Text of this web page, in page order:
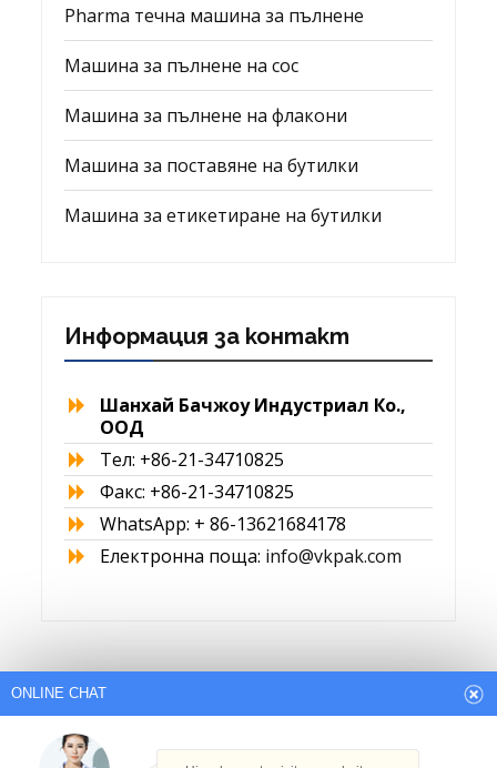
Pharma течна машина за пълнене
Машина за пълнене на сос
Машина за пълнене на флакони
Машина за поставяне на бутилки
Машина за етикетиране на бутилки
Информация за контакт
Шанхай Бачжоу Индустриал Ко.,
ООД
Тел: +86-21-34710825
Факс: +86-21-34710825
WhatsApp: + 86-13621684178
Електронна поща: info@vkpak.com
German
Italian Japanese
ONLINE CHAT